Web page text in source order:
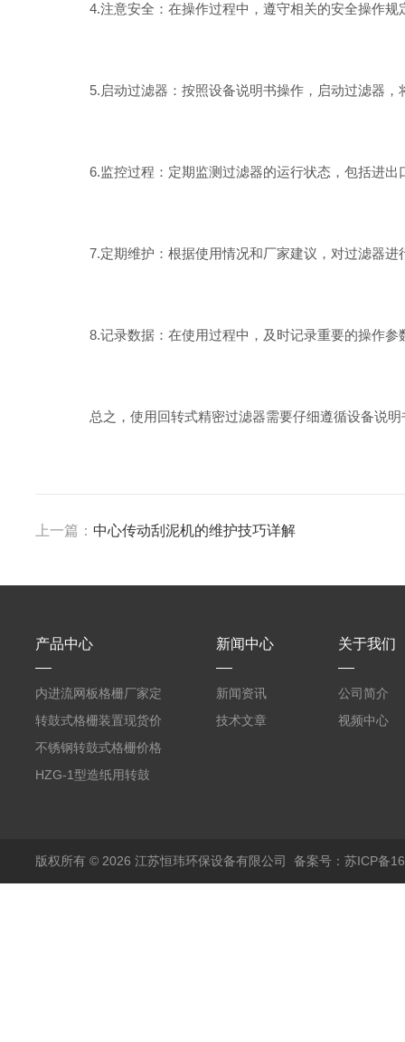
4.注意安全：在操作过程中，遵守相关的安全操作规
5.启动过滤器：按照设备说明书操作，启动过滤器，
6.监控过程：定期监测过滤器的运行状态，包括进出
7.定期维护：根据使用情况和厂家建议，对过滤器进
8.记录数据：在使用过程中，及时记录重要的操作参
总之，使用回转式精密过滤器需要仔细遵循设备说明
上一篇： 中心传动刮泥机的维护技巧详解
产品中心
内进流网板格栅厂家定
制
转鼓式格栅装置现货价
格
不锈钢转鼓式格栅价格
HZG-1型造纸用转鼓
新闻中心
新闻资讯
技术文章
关于我们
公司简介
视频中心
版权所有 © 2026 江苏恒玮环保设备有限公司 备案号：苏ICP备